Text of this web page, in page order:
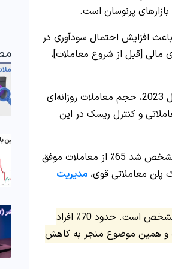
پرنوسان است.
افزایش احتمال سودآوری در
80٪ سرمایه‌گذاران بازارهای مالی [قبل از شروع معاملات]،
] بازارهای سهام جهان در سال 2023، حجم معاملات روزانه‌ای
معاملاتی و کنترل ریسک در این
در تحقیقاتی که در نیمه اول سال 2024 در بازارهای فارکس انجام شده، مشخص شد 65٪ از معاملات موفق
معاملاتی قوی، مدیریت
یکی از اصلی‌ترین دلایل شکست سرمایه‌گذاران، نداشتن برنامه معاملاتی مشخص است. حدود 70٪ افراد
و همین موضوع منجر به کاهش